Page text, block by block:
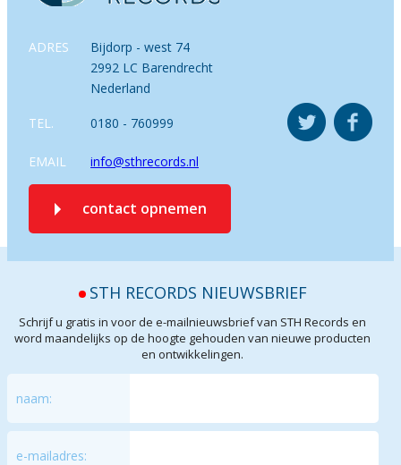
ADRES
Bijdorp - west 74
2992 LC Barendrecht
Nederland
TEL. 0180 - 760999
EMAIL info@sthrecords.nl
contact opnemen
STH RECORDS NIEUWSBRIEF
Schrijf u gratis in voor de e-mailnieuwsbrief van STH Records en
word maandelijks op de hoogte gehouden van nieuwe producten
en ontwikkelingen.
naam:
e-mailadres: